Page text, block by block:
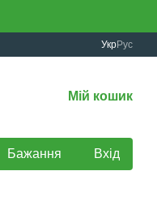
УкрРус
Мій кошик
Бажання Вхід